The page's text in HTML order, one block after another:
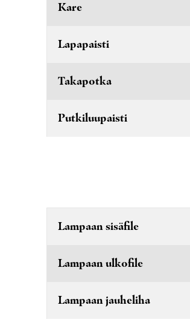
Kare
Lapapaisti
Takapotka
Putkiluupaisti
Lampaan sisäfile
Lampaan ulkofile
Lampaan jauheliha